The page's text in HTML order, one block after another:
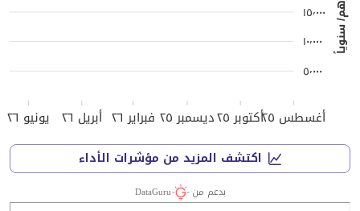
أغسطس ٢٥ أكتوبر ٢٥ ديسمبر ٢٥ فبراير ٢٦ أبريل ٢٦ يونيو ٢٦
درهم/ سنوياً
٥٬٠٠٠
١٠٬٠٠٠
١٥٬٠٠٠
اكتشف المزيد من مؤشرات الأداء
بدعم من DataGuru